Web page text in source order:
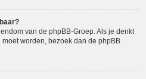
van de phpBB-Groep. Als je denkt
worden, bezoek dan de phpBB